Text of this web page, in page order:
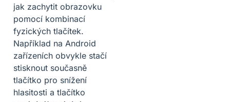
jak zachytit obrazovku
pomocí kombinací
fyzických tlačítek.
Například na Android
zařízeních obvykle stačí
stisknout současně
tlačítko pro snížení
hlasitosti a tlačítko